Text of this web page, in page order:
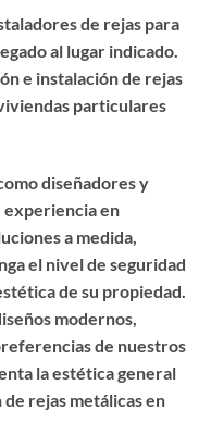
de rejas para
al lugar indicado.
e instalación de rejas
particulares
diseñadores y
experiencia en
a medida,
el nivel de seguridad
de su propiedad.
modernos,
de nuestros
la estética general
rejas metálicas en